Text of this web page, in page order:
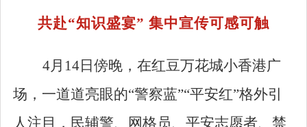
共赴“知识盛宴” 集中宣传可感可触
4月 14日傍晚，在红豆万花城小香港广
场，一道道亮眼的“警察蓝”“平安红”格外引
人注目，民辅警、网格员、平安志愿者、禁